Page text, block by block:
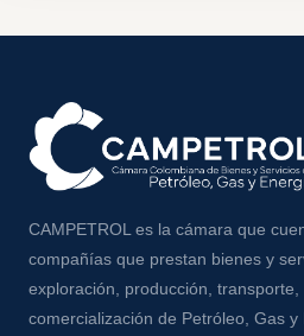
CAMPETROL es la cámara que
compañías que prestan bienes y
exploración, producción,
comercialización de Petróleo, Gas y